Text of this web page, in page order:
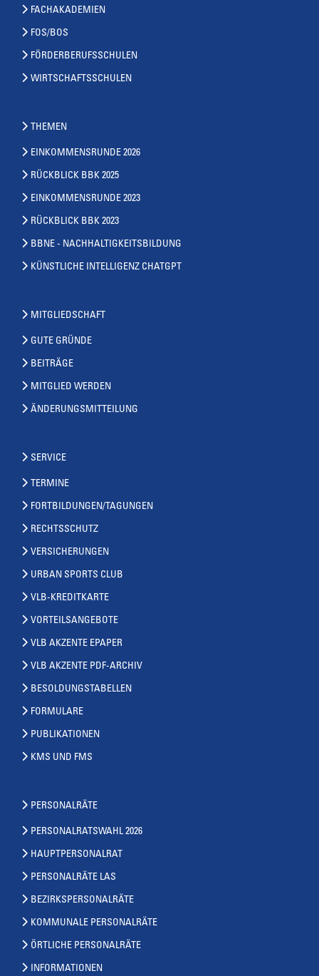
FACHAKADEMIEN
FOS/BOS
FÖRDERBERUFSSCHULEN
WIRTSCHAFTSSCHULEN
THEMEN
EINKOMMENSRUNDE 2026
RÜCKBLICK BBK 2025
EINKOMMENSRUNDE 2023
RÜCKBLICK BBK 2023
BBNE - NACHHALTIGKEITSBILDUNG
KÜNSTLICHE INTELLIGENZ CHATGPT
MITGLIEDSCHAFT
GUTE GRÜNDE
BEITRÄGE
MITGLIED WERDEN
ÄNDERUNGSMITTEILUNG
SERVICE
TERMINE
FORTBILDUNGEN/TAGUNGEN
RECHTSSCHUTZ
VERSICHERUNGEN
URBAN SPORTS CLUB
VLB-KREDITKARTE
VORTEILSANGEBOTE
VLB AKZENTE EPAPER
VLB AKZENTE PDF-ARCHIV
BESOLDUNGSTABELLEN
FORMULARE
PUBLIKATIONEN
KMS UND FMS
PERSONALRÄTE
PERSONALRATSWAHL 2026
HAUPTPERSONALRAT
PERSONALRÄTE LAS
BEZIRKSPERSONALRÄTE
KOMMUNALE PERSONALRÄTE
ÖRTLICHE PERSONALRÄTE
INFORMATIONEN